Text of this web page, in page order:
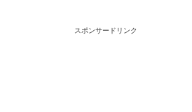
スポンサードリンク